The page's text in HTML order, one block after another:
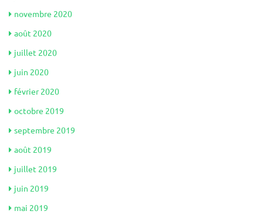
novembre 2020
août 2020
juillet 2020
juin 2020
février 2020
octobre 2019
septembre 2019
août 2019
juillet 2019
juin 2019
mai 2019